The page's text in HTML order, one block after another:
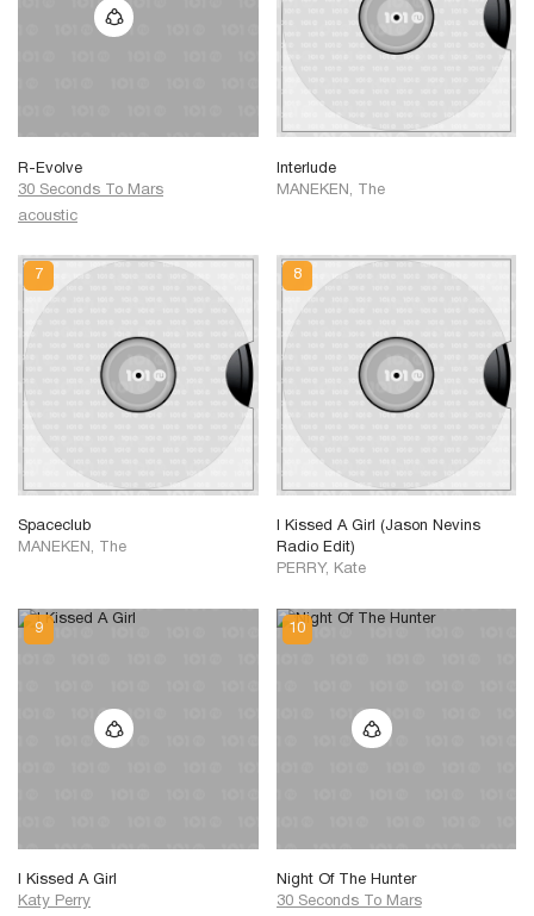
R-Evolve
30 Seconds To Mars
acoustic
Interlude
MANEKEN, The
Spaceclub
MANEKEN, The
I Kissed A Girl (Jason Nevins
Radio Edit)
PERRY, Kate
I Kissed A Girl
Katy Perry
Night Of The Hunter
30 Seconds To Mars